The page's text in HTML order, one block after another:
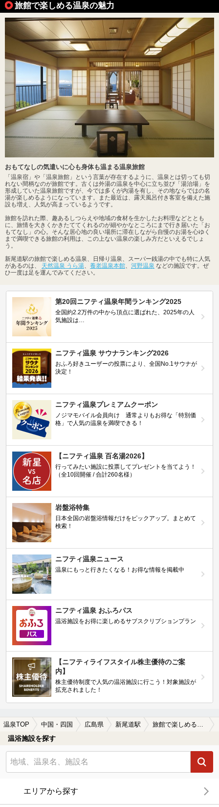
旅館で楽しめる温泉の魅力
おもてなしの気遣いに心も身体も温まる温泉旅館
「温泉宿」や「温泉旅館」という言葉が存在するように、温泉とは切っても切
れない間柄なのが旅館です。古くは外湯の温泉を中心に立ち並び「湯治場」を
形成していた温泉旅館ですが、今では多くが内湯を有し、その地ならではの名
湯が楽しめるようになっています。また最近は、露天風呂付き客室を備えた施
設も増え、人気が高まっているようです。
旅館を訪れた際、趣あるしつらえや地域の食材を生かしたお料理などととも
に、旅情を大きくかきたててくれるのが細やかなところにまで行き届いた「お
もてなし」の心。そんな居心地の良い場所に滞在しながら自慢のお湯を心ゆく
まで満喫できる旅館の利用は、この上ない温泉の楽しみ方だといえるでしょ
う。
新尾道駅の旅館で楽しめる温泉、日帰り温泉、スーパー銭湯の中でも特に人気
があるのは、 天然温泉 うら湯、 養老温泉本館、 河野温泉 などの施設です。ぜ
ひ一度は足を運んでみてください。
第20回ニフティ温泉年間ランキング2025
全国約2.2万件の中から頂点に選ばれた、2025年の人
気施設は…
ニフティ温泉 サウナランキング2026
おふろ好きユーザーの投票により、全国No.1サウナが
決定！
ニフティ温泉プレミアムクーポン
ノジマモバイル会員向け 通常よりもお得な「特別価
格」で人気の温泉を満喫できる！
【ニフティ温泉 百名湯2026】
行ってみたい施設に投票してプレゼントを当てよう！
（全10回開催 / 合計260名様）
岩盤浴特集
日本全国の岩盤浴情報だけをピックアップ。まとめて
検索！
ニフティ温泉ニュース
温泉にもっと行きたくなる！お得な情報を掲載中
ニフティ温泉 おふろパス
温浴施設をお得に楽しめるサブスクリプションプラン
【ニフティライフスタイル株主優待のご案
内】
株主優待制度で人気の温浴施設に行こう！対象施設が
拡充されました！
温泉TOP 中国・四国 広島県 新尾道駅
温浴施設を探す
エリアから探す